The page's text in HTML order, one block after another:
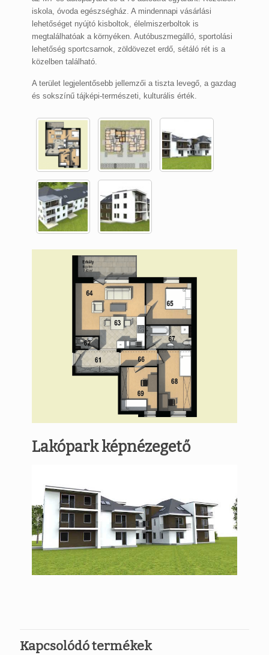
iskola, óvoda egészségház. A mindennapi vásárlási
lehetőséget nyújtó kisboltok, élelmiszerboltok is
megtalálhatóak a környéken. Autóbuszmegálló, sportolási
lehetőség sportcsarnok, zöldövezet erdő, sétáló rét is a
közelben található.
A terület legjelentősebb jellemzői a tiszta levegő, a gazdag
és sokszínű tájképi-természeti, kulturális érték.
Lakópark képnézegető
Kapcsolódó termékek